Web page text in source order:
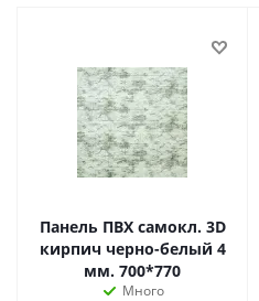
Панель ПВХ самокл. 3D
кирпич черно-белый 4
мм. 700*770
Много